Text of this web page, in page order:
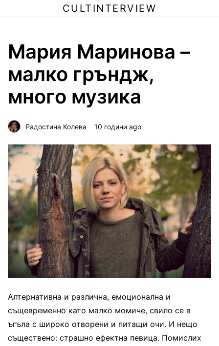
CULTINTERVIEW
Мария Маринова –
малко гръндж,
много музика
Радостина Колева 10 години ago
Алтернативна и различна, емоционална и
същевременно като малко момиче, свило се в
ъгъла с широко отворени и питащи очи. И нещо
съществено: страшно ефектна певица. Помислих